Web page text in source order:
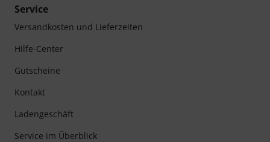
Service
Versandkosten und Lieferzeiten
Hilfe-Center
Gutscheine
Kontakt
Ladengeschäft
Service im Überblick